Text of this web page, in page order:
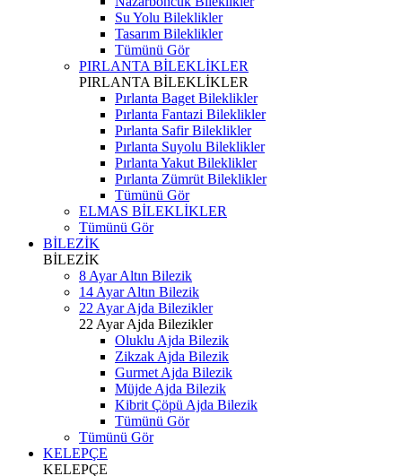
Su Yolu Bileklikler
Tasarım Bileklikler
Tümünü Gör
PIRLANTA BİLEKLİKLER
PIRLANTA BİLEKLİKLER
Pırlanta Baget Bileklikler
Pırlanta Fantazi Bileklikler
Pırlanta Safir Bileklikler
Pırlanta Suyolu Bileklikler
Pırlanta Yakut Bileklikler
Pırlanta Zümrüt Bileklikler
Tümünü Gör
ELMAS BİLEKLİKLER
Tümünü Gör
BİLEZİK
BİLEZİK
8 Ayar Altın Bilezik
14 Ayar Altın Bilezik
22 Ayar Ajda Bilezikler
22 Ayar Ajda Bilezikler
Oluklu Ajda Bilezik
Zikzak Ajda Bilezik
Gurmet Ajda Bilezik
Müjde Ajda Bilezik
Kibrit Çöpü Ajda Bilezik
Tümünü Gör
Tümünü Gör
KELEPÇE
KELEPÇE